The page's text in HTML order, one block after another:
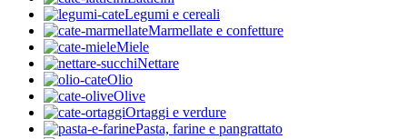
Legumi e cereali
Marmellate e confetture
Miele
Nettare
Olio
Olive
Ortaggi e verdure
Pasta, farine e pangrattato